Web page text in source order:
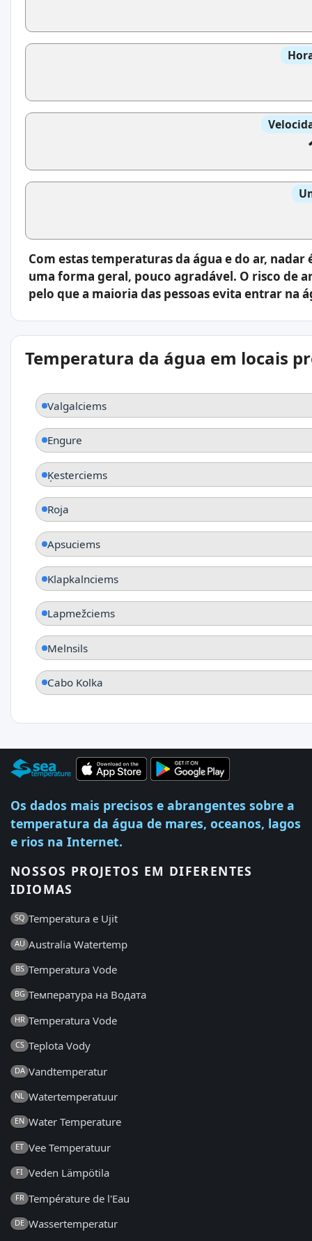
Com estas temperaturas da água e do ar,
uma forma geral, pouco agradável. O risco de
pelo que a maioria das pessoas evita entrar na
Temperatura da água em locais
Valgalciems
Engure
Ķesterciems
Roja
Apsuciems
Klapkalnciems
Lapmežciems
Melnsils
Cabo Kolka
Os dados mais precisos e abrangentes sobre a
temperatura da água de mares, oceanos, lagos
e rios na Internet.
NOSSOS PROJETOS EM DIFERENTES
IDIOMAS
SQ Temperatura e Ujit
AU Australia Watertemp
BS Temperatura Vode
BG Температура на Водата
HR Temperatura Vode
CS Teplota Vody
DA Vandtemperatur
NL Watertemperatuur
EN Water Temperature
ET Vee Temperatuur
FI Veden Lämpötila
FR Température de l'Eau
DE Wassertemperatur